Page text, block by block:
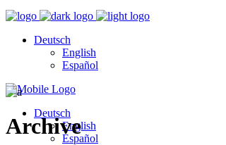
Deutsch
English
Español
Deutsch
English
Español
Archive